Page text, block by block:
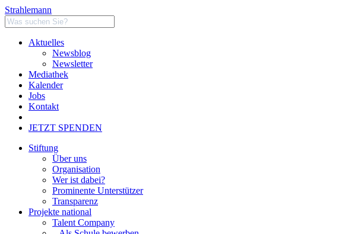
Strahlemann
Aktuelles
Newsblog
Newsletter
Mediathek
Kalender
Jobs
Kontakt
JETZT SPENDEN
Stiftung
Über uns
Organisation
Wer ist dabei?
Prominente Unterstützer
Transparenz
Projekte national
Talent Company